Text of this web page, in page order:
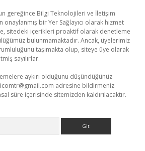
gereğince Bilgi Teknolojileri ve İletişim
onaylanmış bir Yer Sağlayıcı olarak hizmet
sitedeki içerikleri proaktif olarak denetleme
bulunmamaktadır. Ancak, üyelerimiz
taşımakta olup, siteye üye olarak
sayılırlar.
aykırı olduğunu düşündüğünüz
adresine bildirmeniz
süre içerisinde sitemizden kaldırılacaktır.